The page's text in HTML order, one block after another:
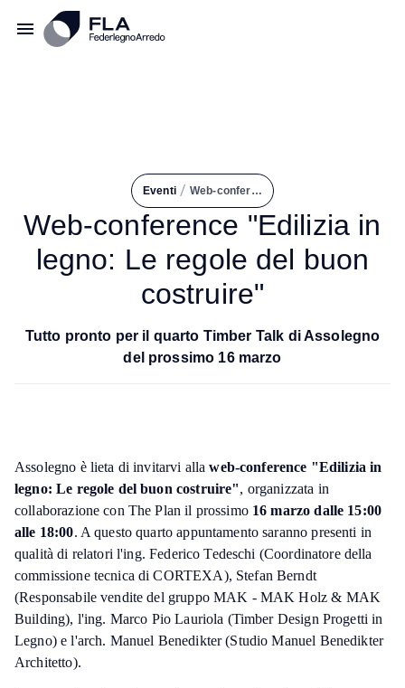
Eventi / Web-conference "Edilizia In Legno: Le Regole del Buon Costruire"
Web-conference "Edilizia in
legno: Le regole del buon
costruire"
Tutto pronto per il quarto Timber Talk di Assolegno
del prossimo 16 marzo
Assolegno è lieta di invitarvi allaweb-conference "Edilizia in
legno: Le regole del buon costruire", organizzata in
collaborazione con The Plan il prossimo 16 marzo dalle 15:00
alle 18:00. A questo quarto appuntamento saranno presenti in
qualità di relatori l'ing. Federico Tedeschi (Coordinatore della
commissione tecnica di CORTEXA), Stefan Berndt
(Responsabile vendite del gruppo MAK - MAK Holz & MAK
Building), l'ing. Marco Pio Lauriola (Timber Design Progetti in
Legno) e l'arch. Manuel Benedikter (Studio Manuel Benedikter
Architetto).